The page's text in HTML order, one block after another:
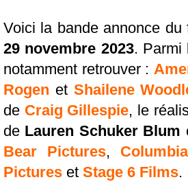
Voici la bande annonce du
29 novembre 2023. Parmi
notamment retrouver :
Rogen et Shailene
de Craig Gillespie, le
de Lauren Schuker Blum
Bear Pictures,
Pictures et Stage 6 Films.